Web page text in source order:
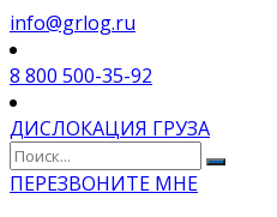
info@grlog.ru
8 800 500-35-92
ДИСЛОКАЦИЯ ГРУЗА
ПЕРЕЗВОНИТЕ МНЕ